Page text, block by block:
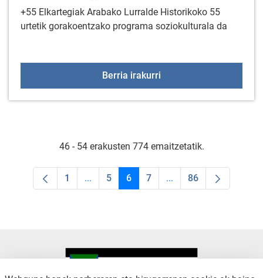
+55 Elkartegiak Arabako Lurralde Historikoko 55
urtetik gorakoentzako programa soziokulturala da
Berria irakurri
46 - 54 erakusten 774 emaitzetatik.
Orrialdea
1 ...Intermediate Pages Use TAB to navigate.
Orrialdea
5 Orrialdea
6 Orrialdea
7 ...Intermediate Pages
Orrialdea
86